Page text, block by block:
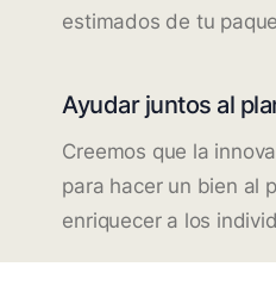
estimados de tu
Ayudar juntos al
Creemos que la
para hacer un bien al
enriquecer a los